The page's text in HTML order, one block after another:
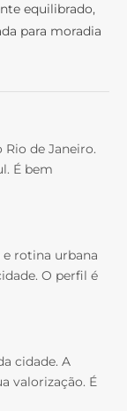
equilibrado,
para moradia
Rio de Janeiro.
É bem
rotina urbana
O perfil é
cidade. A
valorização. É